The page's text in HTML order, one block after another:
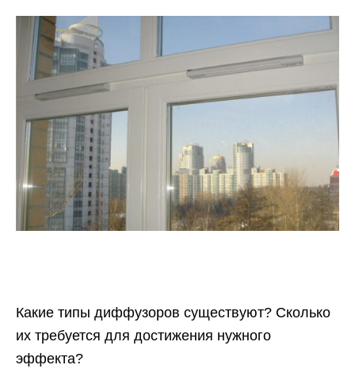
Какие типы диффузоров существуют? Сколько
их требуется для достижения нужного
эффекта?